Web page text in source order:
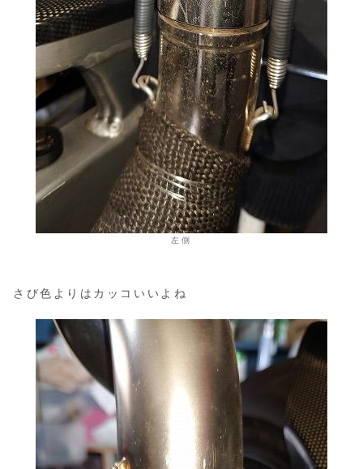
左側
さび色よりはカッコいいよね